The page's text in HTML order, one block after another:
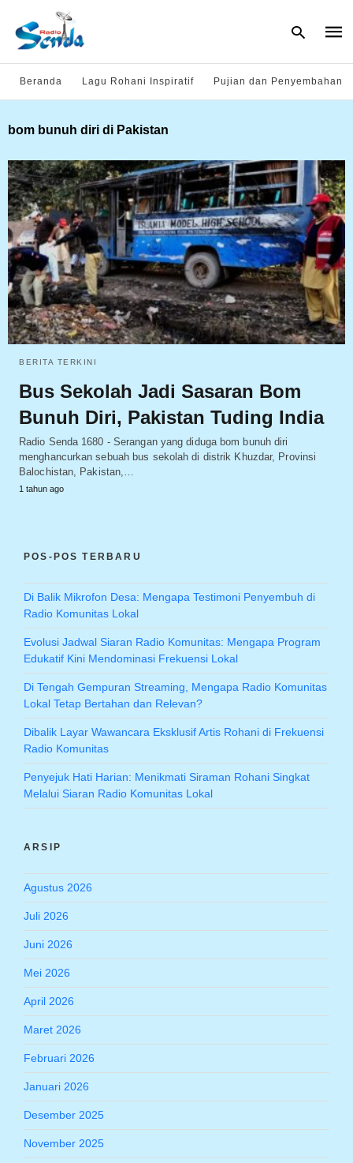
and
hit
Beranda Lagu Rohani Inspiratif Pujian dan Penyembahan
bom bunuh diri di Pakistan
BERITA TERKINI
Bus Sekolah Jadi Sasaran Bom
Bunuh Diri, Pakistan Tuding India
Radio Senda 1680 - Serangan yang diduga bom bunuh diri
menghancurkan sebuah bus sekolah di distrik Khuzdar, Provinsi
Balochistan, Pakistan,…
1 tahun ago
POS-POS TERBARU
Di Balik Mikrofon Desa: Mengapa Testimoni Penyembuh di
Radio Komunitas Lokal
Evolusi Jadwal Siaran Radio Komunitas: Mengapa Program
Edukatif Kini Mendominasi Frekuensi Lokal
Di Tengah Gempuran Streaming, Mengapa Radio Komunitas
Lokal Tetap Bertahan dan Relevan?
Dibalik Layar Wawancara Eksklusif Artis Rohani di Frekuensi
Radio Komunitas
Penyejuk Hati Harian: Menikmati Siraman Rohani Singkat
Melalui Siaran Radio Komunitas Lokal
ARSIP
Agustus 2026
Juli 2026
Juni 2026
Mei 2026
April 2026
Maret 2026
Februari 2026
Januari 2026
Desember 2025
November 2025